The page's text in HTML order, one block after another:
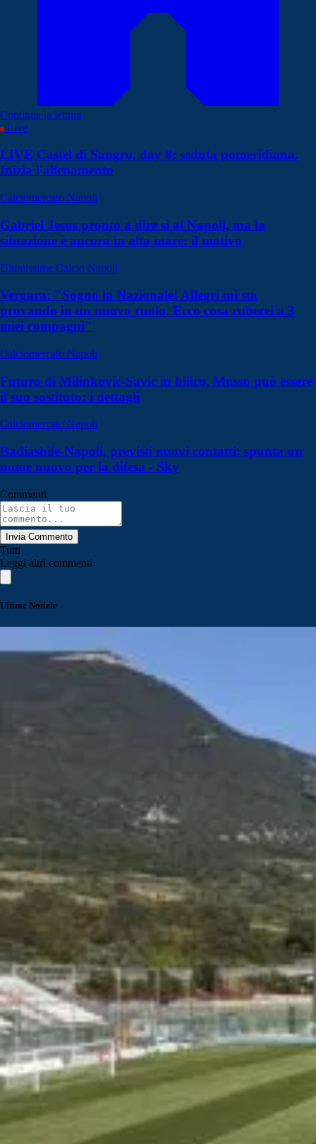
Continua la lettura
Live
LIVE Castel di Sangro, day 8: seduta pomeridiana.
Inizia l'allenamento
Calciomercato Napoli
Gabriel Jesus pronto a dire sì al Napoli, ma la
situazione è ancora in alto mare: il motivo
Ultimissime Calcio Napoli
Vergara: "Sogno la Nazionale! Allegri mi sta
provando in un nuovo ruolo. Ecco cosa ruberei a 3
miei compagni"
Calciomercato Napoli
Futuro di Milinkovic-Savic in bilico, Musso può essere
il suo sostituto: i dettagli
Calciomercato Napoli
Badiashile-Napoli, previsti nuovi contatti: spunta un
nome nuovo per la difesa - Sky
Commenti
Invia Commento
Tutti
Leggi altri commenti
Ultime Notizie